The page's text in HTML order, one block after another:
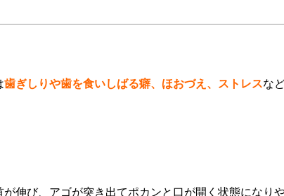
歯ぎしりや歯を食いしばる癖、ほおづえ、ストレスな
伸び、アゴが突き出てポカンと口が開く状態になり